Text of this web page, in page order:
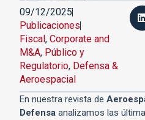
09/12/2025
Publicaciones
Fiscal, Corporate and
M&A, Público y
Regulatorio, Defensa &
Aeroespacial
En nuestra revista de
Defensa analizamos las